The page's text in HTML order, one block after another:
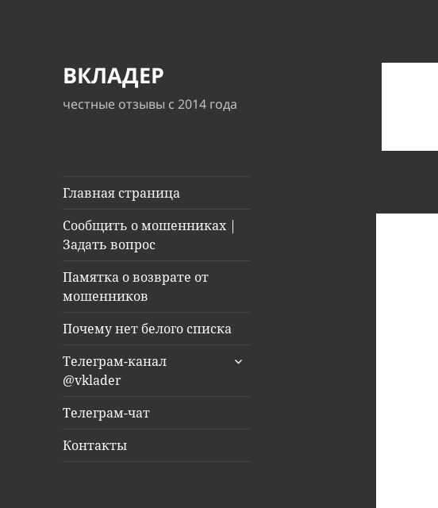
ВКЛАДЕР
честные отзывы с 2014 года
Главная страница
Сообщить о мошенниках |
Задать вопрос
Памятка о возврате от
мошенников
Почему нет белого списка
Телеграм-канал
@vklader
раскрыть
Телеграм-чат
Контакты